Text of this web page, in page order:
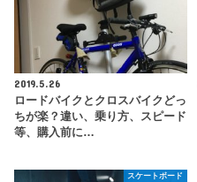
2019.5.26
ロードバイクとクロスバイクどっ
ちが楽？違い、乗り方、スピード
等、購入前に…
スケートボード